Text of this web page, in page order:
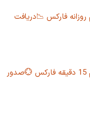
روزانه فارکس 📉دریافت
آموزش استراتژی تایم فریم 15 دقیقه فارکس 💮صدور